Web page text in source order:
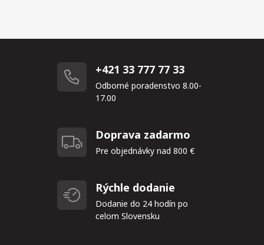
+421 33 777 77 33
Odborné poradenstvo 8.00-
17.00
Doprava zadarmo
Pre objednávky nad 800 €
Rýchle dodanie
Dodanie do 24 hodín po
celom Slovensku